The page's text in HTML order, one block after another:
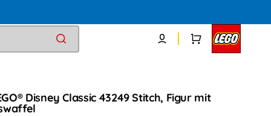
Warenkorb
Disney Classic 43249 Stitch, Figur mit